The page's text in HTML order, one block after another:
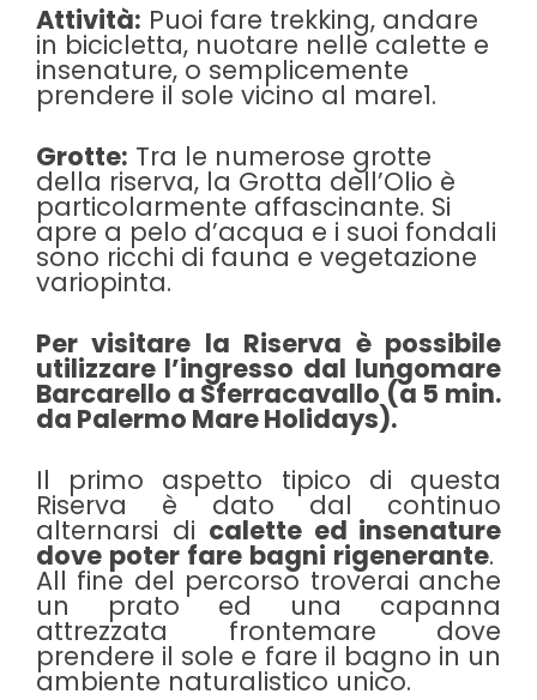
Attività: Puoi fare trekking, andare
in bicicletta, nuotare nelle calette e
insenature, o semplicemente
prendere il sole vicino al mare1.
Grotte: Tra le numerose grotte
della riserva, la Grotta dell’Olio è
particolarmente affascinante. Si
apre a pelo d’acqua e i suoi fondali
sono ricchi di fauna e vegetazione
variopinta.
Per visitare la Riserva è possibile
utilizzare l’ingresso dal lungomare
Barcarello a Sferracavallo (a 5 min.
da Palermo Mare Holidays).
Il primo aspetto tipico di questa
Riserva è dato dal continuo
alternarsi di calette ed insenature
dove poter fare bagni rigenerante.
All fine del percorso troverai anche
un prato ed una capanna
attrezzata frontemare dove
prendere il sole e fare il bagno in un
ambiente naturalistico unico.